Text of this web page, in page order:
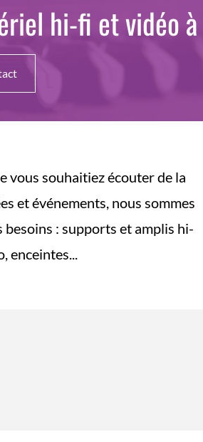
hi-fi et vidéo
vous souhaitiez écouter de la
et événements, nous sommes
: supports et amplis hi-